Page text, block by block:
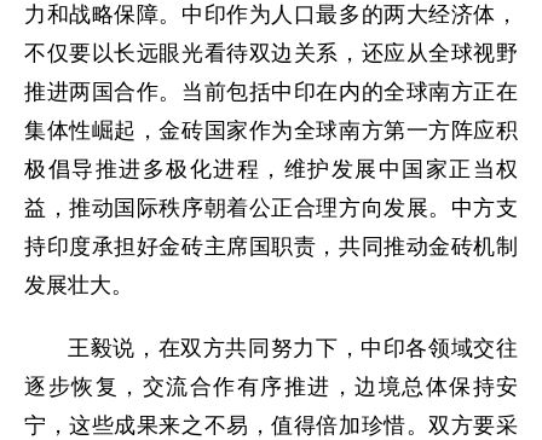
力和战略保障。中印作为人口最多的两大经济体，
不仅要以长远眼光看待双边关系，还应从全球视野
推进两国合作。当前包括中印在内的全球南方正在
集体性崛起，金砖国家作为全球南方第一方阵应积
极倡导推进多极化进程，维护发展中国家正当权
益，推动国际秩序朝着公正合理方向发展。中方支
持印度承担好金砖主席国职责，共同推动金砖机制
发展壮大。
王毅说，在双方共同努力下，中印各领域交往
逐步恢复，交流合作有序推进，边境总体保持安
宁，这些成果来之不易，值得倍加珍惜。双方要采